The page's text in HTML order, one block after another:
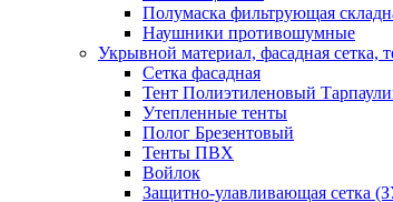
Полумаска фильтрующая
Наушники противошумные
Укрывной материал, фасадная сетка,
Сетка фасадная
Тент Полиэтиленовый
Утепленные тенты
Полог Брезентовый
Тенты ПВХ
Войлок
Защитно-улавливающая сетка